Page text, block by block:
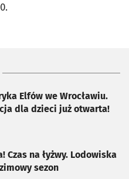
Elfów we Wrocławiu.
dla dzieci już otwarta!
Czas na łyżwy. Lodowiska
sezon